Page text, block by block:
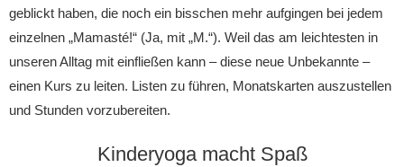
geblickt haben, die noch ein bisschen mehr aufgingen bei jedem
einzelnen „Mamasté!“ (Ja, mit „M.“). Weil das am leichtesten in
unseren Alltag mit einfließen kann – diese neue Unbekannte –
einen Kurs zu leiten. Listen zu führen, Monatskarten auszustellen
und Stunden vorzubereiten.
Kinderyoga macht Spaß